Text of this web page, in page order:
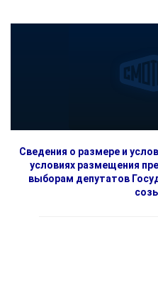
Сведения о размере и
условиях размещения
выборам депутатов